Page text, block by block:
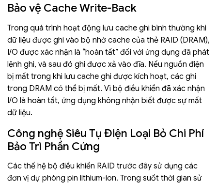
Bảo vệ Cache Write-Back
Trong quá trình hoạt động lưu cache ghi bình thường khi
dữ liệu được ghi vào bộ nhớ cache của thẻ RAID (DRAM),
I/O được xác nhận là “hoàn tất” đối với ứng dụng đã phát
lệnh ghi, và sau đó ghi được xả vào đĩa. Nếu nguồn điện
bị mất trong khi lưu cache ghi được kích hoạt, các ghi
trong DRAM có thể bị mất. Vì bộ điều khiển đã xác nhận
I/O là hoàn tất, ứng dụng không nhận biết được sự mất
dữ liệu.
Công nghệ Siêu Tụ Điện Loại Bỏ Chi Phí
Bảo Trì Phần Cứng
Các thế hệ bộ điều khiển RAID trước đây sử dụng các
đơn vị dự phòng pin lithium-ion. Trong suốt thời gian sử